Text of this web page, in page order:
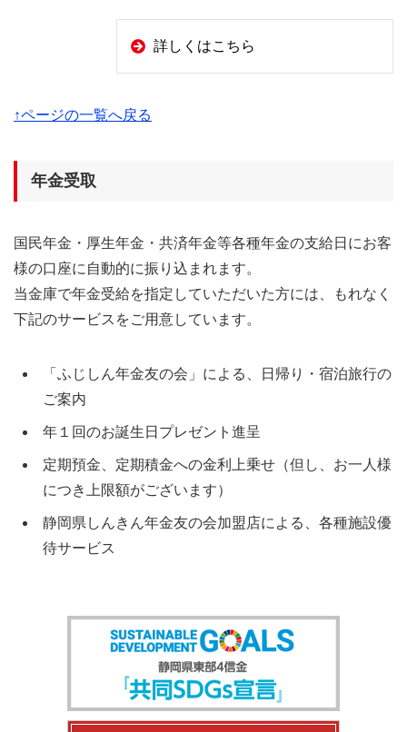
詳しくはこちら
↑ページの一覧へ戻る
年金受取
国民年金・厚生年金・共済年金等各種年金の支給日にお客
様の口座に自動的に振り込まれます。
当金庫で年金受給を指定していただいた方には、もれなく
下記のサービスをご用意しています。
「ふじしん年金友の会」による、日帰り・宿泊旅行の
ご案内
年１回のお誕生日プレゼント進呈
定期預金、定期積金への金利上乗せ（但し、お一人様
につき上限額がございます）
静岡県しんきん年金友の会加盟店による、各種施設優
待サービス